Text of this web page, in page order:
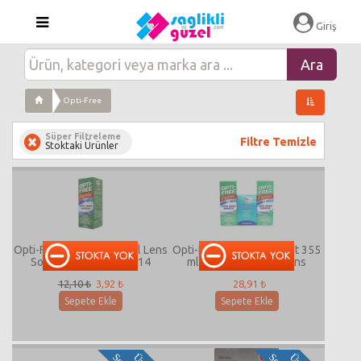
Giriş
Opti-Free
Süper Filtreleme
Stoktaki Ürünler Filtre Temizle
Opti-Free Express 355 ml Lens
Solüsyonu SKT:10/2014
12,10 ₺ 3,92 ₺
Sepete Ekle
Opti-Free Express 2 Adet 355
ml 90 ml Solo Care Lens
Solüsyonu
28,91 ₺
Sepete Ekle